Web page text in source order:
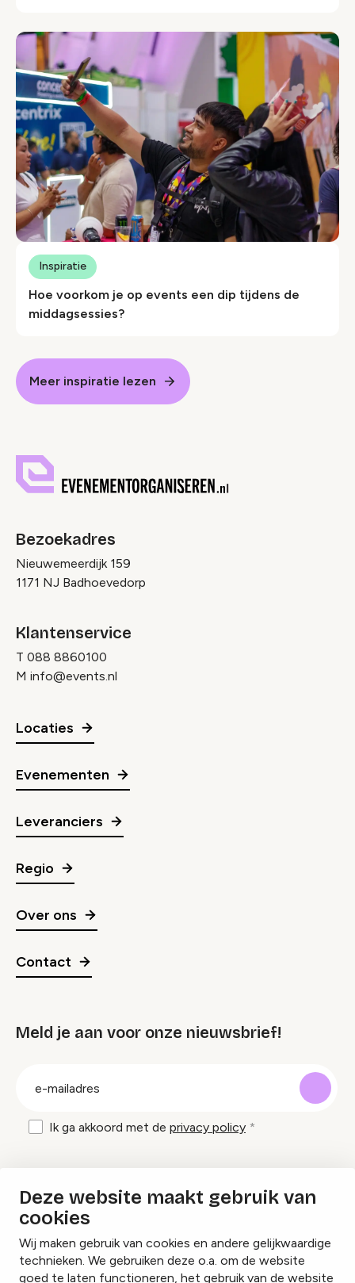
Deze website maakt gebruik van
cookies
Wij maken gebruik van cookies en andere gelijkwaardige
technieken. We gebruiken deze o.a. om de website
goed te laten functioneren, het gebruik van de website
Hoe voorkom je op events een dip tijdens de
middagsessies?
Inspiratie
Meer inspiratie lezen
Bezoekadres
Nieuwemeerdijk 159
1171 NJ Badhoevedorp
Klantenservice
T 088 8860100
M info@events.nl
Locaties
Evenementen
Leveranciers
Regio
Over ons
Contact
Meld je aan voor onze nieuwsbrief!
Ik ga akkoord met de privacy policy
Inspiratie en tips om evenementen te
organiseren?
Lees onze inspiratieblogs